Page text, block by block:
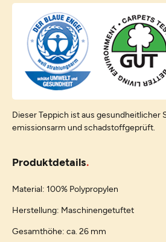
Dieser Teppich ist aus gesundheitlicher
emissionsarm und schadstoffgeprüft.
Produktdetails
Material: 100% Polypropylen
Herstellung: Maschinengetuftet
Gesamthöhe: ca. 26 mm